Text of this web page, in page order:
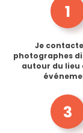
1
Je
photographes
autour du lieu
3